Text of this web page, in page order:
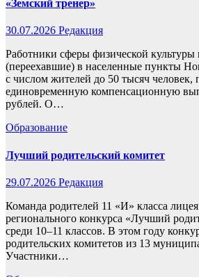
«Земский тренер»
30.07.2026 Редакция
Работники сферы физической
(переехавшие) в населенные пункты
с числом жителей до 50 тысяч человек,
единовременную компенсационную
рублей. О…
Образование
Лучший родительский комитет
29.07.2026 Редакция
Команда родителей 11 «И» класса
регионального конкурса «Лучший
среди 10–11 классов. В этом году
родительских комитетов из 13
Участники…